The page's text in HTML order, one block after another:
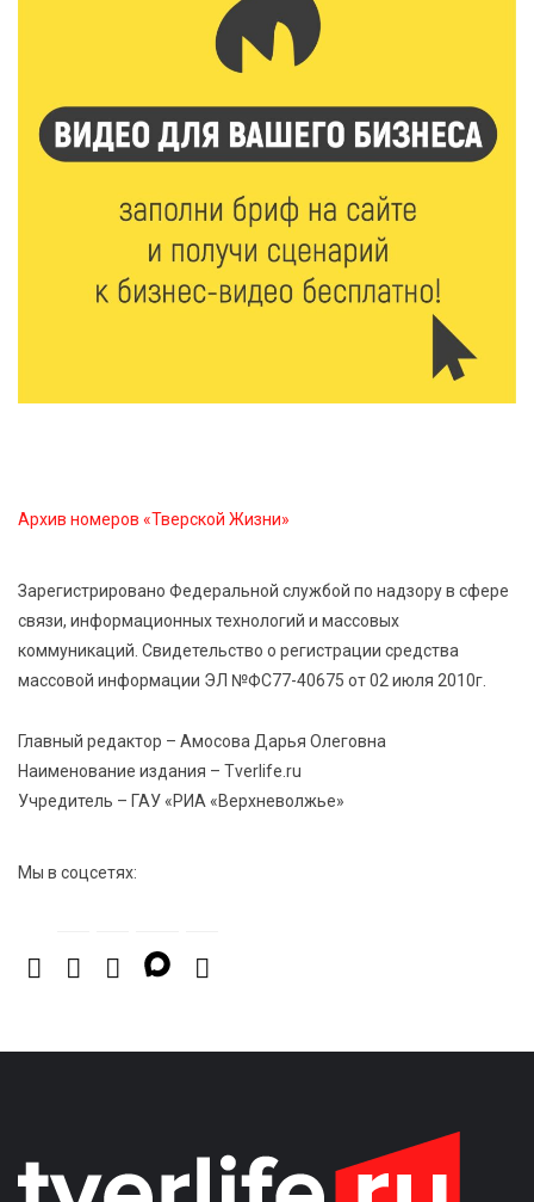
Виталий Королев: 58 пространств благоустроят в
Верхневолжье
5 Авг 2026 18:07 578
От Святого Августина до кислотных рейвов:
необычная лекция об истории танцевальной
музыки
Завершается обустройство трассы
5 Авг 2026 16:32 407
приобщают детей к здоровому образу жизни
5 Авг 2026 16:16 111
21 компания Верхневолжья получила статус
5 Авг 2026 16:02 396
Спорт и дисциплина: транспортные полицейские
Архив номеров «Тверской Жизни»
Зарегистрировано Федеральной службой по надзору в сфере
связи, информационных технологий и массовых
коммуникаций. Свидетельство о регистрации средства
массовой информации ЭЛ №ФС77-40675 от 02 июля 2010г.
Главный редактор – Амосова Дарья Олеговна
Наименование издания – Tverlife.ru
Учредитель – ГАУ «РИА «Верхневолжье»
Мы в соцсетях: